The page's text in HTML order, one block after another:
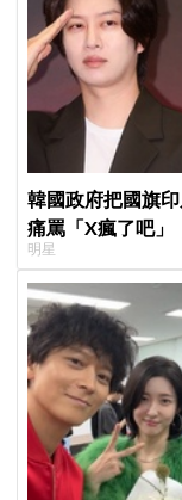
韓國政府把國旗
痛罵「X瘋了吧」
明星